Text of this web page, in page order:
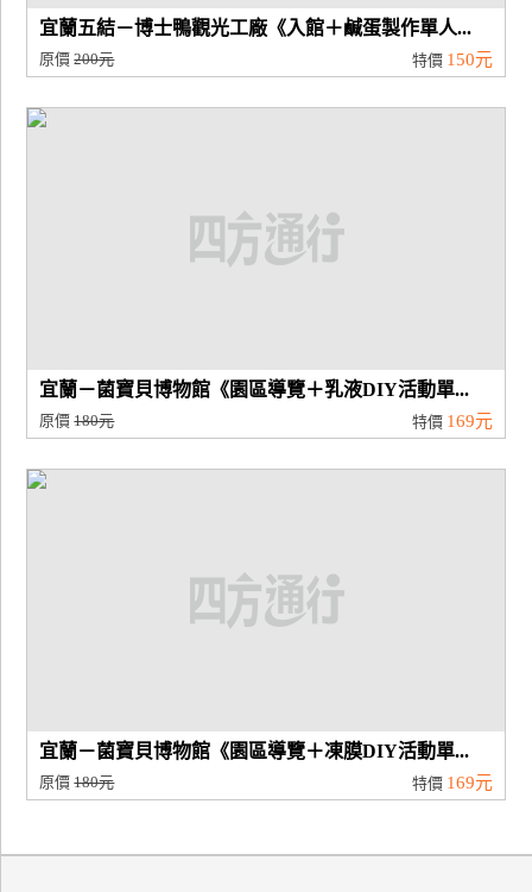
宜蘭五結－博士鴨觀光工廠《入館＋鹹蛋製作單人...
原價200元 特價 150元
宜蘭－菌寶貝博物館《園區導覽＋乳液DIY活動單...
原價180元 特價 169元
宜蘭－菌寶貝博物館《園區導覽＋凍膜DIY活動單...
原價180元 特價 169元